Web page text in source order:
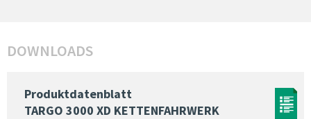
DOWNLOADS
Produktdatenblatt
TARGO 3000 XD KETTENFAHRWERK